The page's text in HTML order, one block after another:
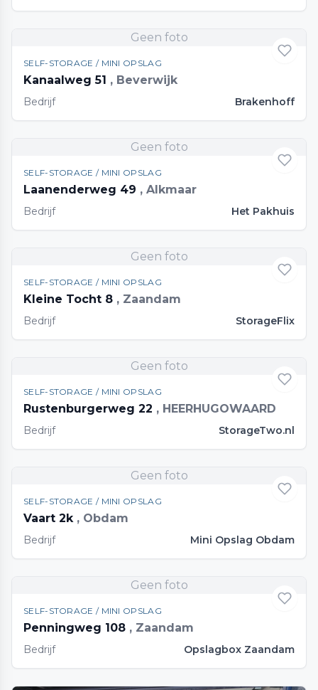
Geen foto
SELF-STORAGE / MINI OPSLAG
Kanaalweg 51 , Beverwijk
Bedrijf Brakenhoff
Geen foto
SELF-STORAGE / MINI OPSLAG
Laanenderweg 49 , Alkmaar
Bedrijf Het Pakhuis
Geen foto
SELF-STORAGE / MINI OPSLAG
Kleine Tocht 8 , Zaandam
Bedrijf StorageFlix
Geen foto
SELF-STORAGE / MINI OPSLAG
Rustenburgerweg 22 , HEERHUGOWAARD
Bedrijf StorageTwo.nl
Geen foto
SELF-STORAGE / MINI OPSLAG
Vaart 2k , Obdam
Bedrijf Mini Opslag Obdam
Geen foto
SELF-STORAGE / MINI OPSLAG
Penningweg 108 , Zaandam
Bedrijf Opslagbox Zaandam